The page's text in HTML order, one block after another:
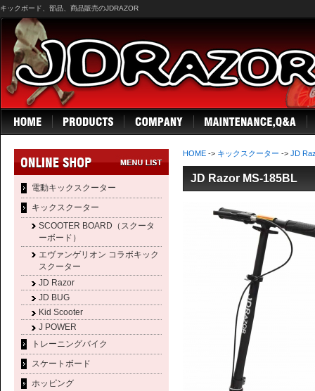
キックボード、部品、商品販売のJDRAZOR
電動キックスクーター
キックスクーター
SCOOTER BOARD（スクータ
ーボード）
エヴァンゲリオン コラボキック
スクーター
JD Razor
JD BUG
Kid Scooter
J POWER
トレーニングバイク
スケートボード
ホッピング
HOME -> キックスクーター -> JD
JD Razor MS-185BL